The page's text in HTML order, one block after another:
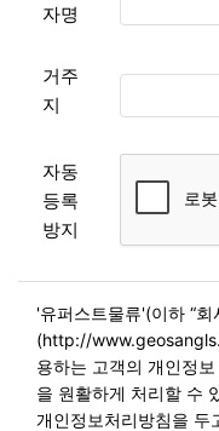
자명
거주
지
자동
등록
방지
'유퍼스트물류'(이하 “
(http://
용하는 고객의 개인정
을 원활하게 처리할 수
개인정보처리방침을 두